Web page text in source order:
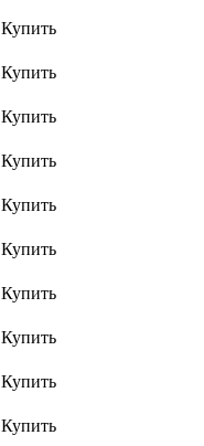
Купить
Купить
Купить
Купить
Купить
Купить
Купить
Купить
Купить
Купить